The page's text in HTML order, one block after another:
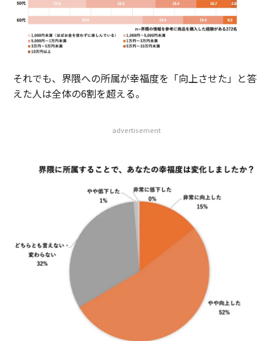
それでも、界隈への所属が幸福度を「向上させた」と答
えた人は全体の6割を超える。
advertisement